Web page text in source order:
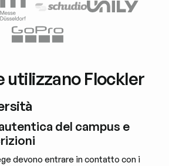
utilizzano Flockler
del campus e
devono entrare in contatto con i